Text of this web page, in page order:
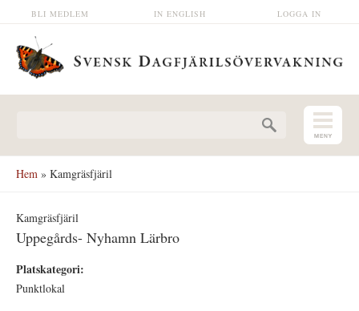
Hoppa till huvudinnehåll LOGGA IN
IN ENGLISH
BLI MEDLEM
Hem » Kamgräsfjäril
Kamgräsfjäril
Uppegårds- Nyhamn Lärbro
Platskategori:
Punktlokal